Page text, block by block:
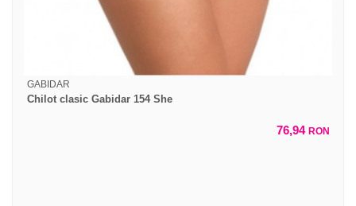
GABIDAR
Chilot clasic Gabidar 154 She
76,94 RON